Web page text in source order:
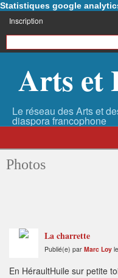
Statistiques google
Inscription
Arts et
Photos
La charrette
Publié(e) par Marc Loy
En HéraultHuile sur petite